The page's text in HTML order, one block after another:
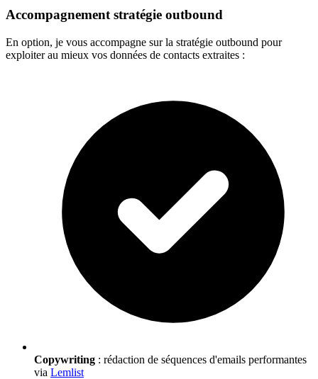
Accompagnement stratégie outbound
En option, je vous accompagne sur la stratégie outbound pour
exploiter au mieux vos données de contacts extraites :
Copywriting : rédaction de séquences d'emails performantes
via Lemlist